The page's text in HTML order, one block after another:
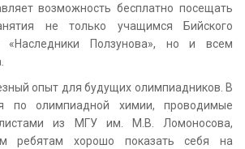
возможность бесплатно посещать
не только учащимся Бийского
Ползунова», но и всем
опыт для будущих олимпиадников. В
по олимпиадной химии, проводимые
из МГУ им. М.В. Ломоносова,
ребятам хорошо показать себя на